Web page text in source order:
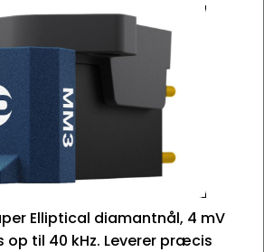
Elliptical diamantnål, 4 mV
til 40 kHz. Leverer præcis